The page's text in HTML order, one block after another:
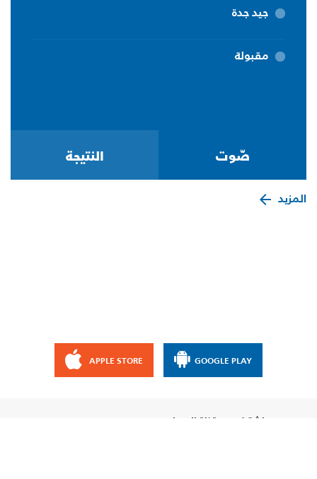
جيد جدة
مقبولة
المزيد
GOOGLE PLAY
APPLE STORE
إشترك مع قناة الإيمان